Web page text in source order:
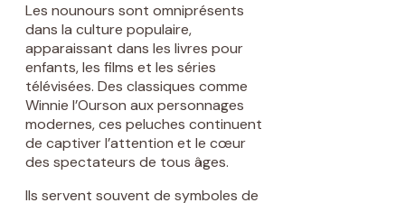
Les nounours sont omniprésents
dans la culture populaire,
apparaissant dans les livres pour
enfants, les films et les séries
télévisées. Des classiques comme
Winnie l’Ourson aux personnages
modernes, ces peluches continuent
de captiver l’attention et le cœur
des spectateurs de tous âges.
Ils servent souvent de symboles de